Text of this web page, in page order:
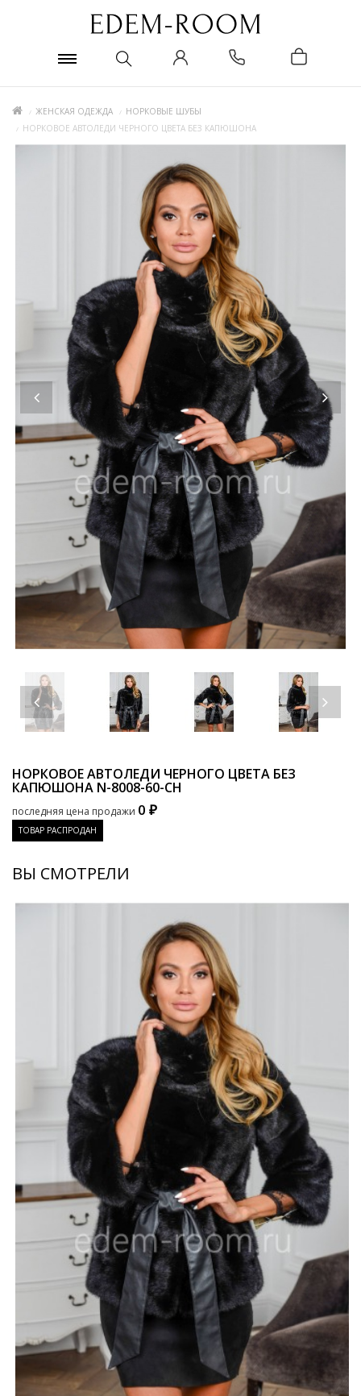
ЖЕНСКАЯ ОДЕЖДА
НОРКОВЫЕ ШУБЫ
НОРКОВОЕ АВТОЛЕДИ ЧЕРНОГО ЦВЕТА БЕЗ КАПЮШОНА
НОРКОВОЕ АВТОЛЕДИ ЧЕРНОГО ЦВЕТА БЕЗ
КАПЮШОНА N-8008-60-CH
последняя цена продажи 0 ₽
ТОВАР РАСПРОДАН
ВЫ СМОТРЕЛИ